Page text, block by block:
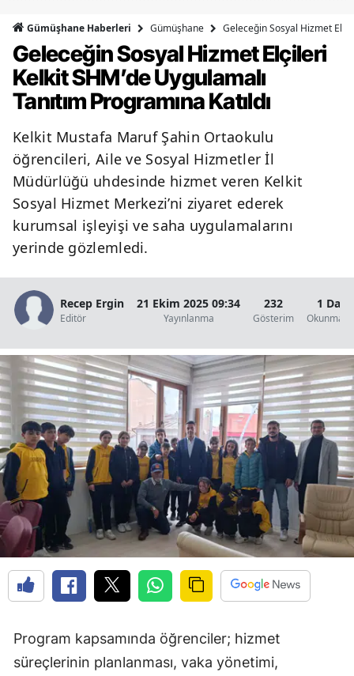
Bingöl
Bitlis
Bolu
Burdur
Bursa
Çanakkale
Çorum
Denizli
Edirne
Elazığ
Erzincan
Erzurum
Eskişehir
Gaziantep
Giresun
Gümüşhane
Hakkari
Hatay
Gümüşhane Haberleri Gümüşhane Geleceğin Sosyal Hizmet
Geleceğin Sosyal Hizmet Elçileri
Kelkit SHM’de Uygulamalı
Tanıtım Programına Katıldı
Kelkit Mustafa Maruf Şahin Ortaokulu
öğrencileri, Aile ve Sosyal Hizmetler İl
Müdürlüğü uhdesinde hizmet veren Kelkit
Sosyal Hizmet Merkezi’ni ziyaret ederek
kurumsal işleyişi ve saha uygulamalarını
yerinde gözlemledi.
Recep Ergin
Editör
21 Ekim 2025 09:34
Yayınlanma
232
Gösterim
1
Okunma
Program kapsamında öğrenciler; hizmet
süreçlerinin planlanması, vaka yönetimi,